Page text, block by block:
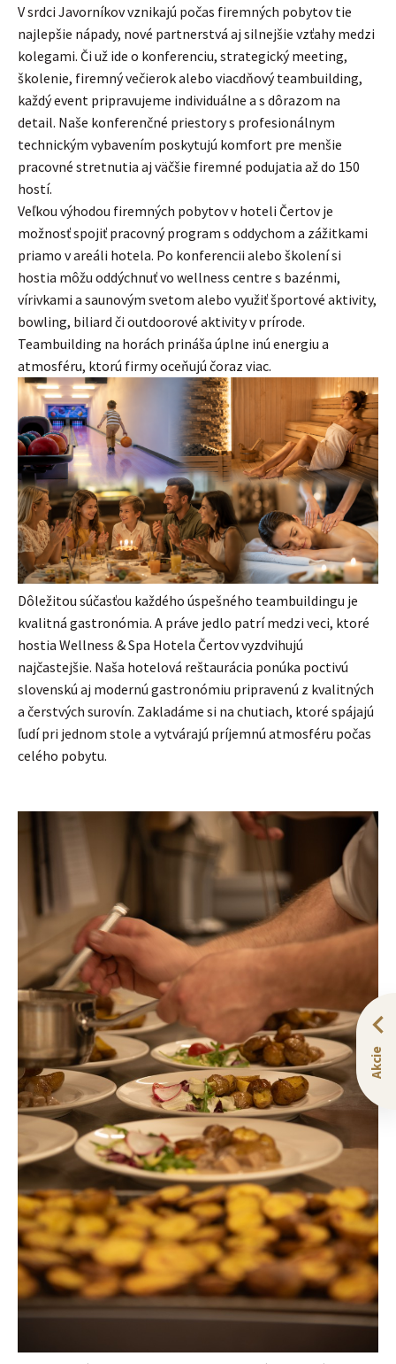
Akcie
V srdci Javorníkov vznikajú počas firemných pobytov tie
najlepšie nápady, nové partnerstvá aj silnejšie vzťahy medzi
kolegami. Či už ide o konferenciu, strategický meeting,
školenie, firemný večierok alebo viacdňový teambuilding,
každý event pripravujeme individuálne a s dôrazom na
detail. Naše konferenčné priestory s profesionálnym
technickým vybavením poskytujú komfort pre menšie
pracovné stretnutia aj väčšie firemné podujatia až do 150
hostí.
Veľkou výhodou firemných pobytov v hoteli Čertov je
možnosť spojiť pracovný program s oddychom a zážitkami
priamo v areáli hotela. Po konferencii alebo školení si
hostia môžu oddýchnuť vo wellness centre s bazénmi,
vírivkami a saunovým svetom alebo využiť športové aktivity,
bowling, biliard či outdoorové aktivity v prírode.
Teambuilding na horách prináša úplne inú energiu a
atmosféru, ktorú firmy oceňujú čoraz viac.
Dôležitou súčasťou každého úspešného teambuildingu je
kvalitná gastronómia. A práve jedlo patrí medzi veci, ktoré
hostia Wellness & Spa Hotela Čertov vyzdvihujú
najčastejšie. Naša hotelová reštaurácia ponúka poctivú
slovenskú aj modernú gastronómiu pripravenú z kvalitných
a čerstvých surovín. Zakladáme si na chutiach, ktoré spájajú
ľudí pri jednom stole a vytvárajú príjemnú atmosféru počas
celého pobytu.